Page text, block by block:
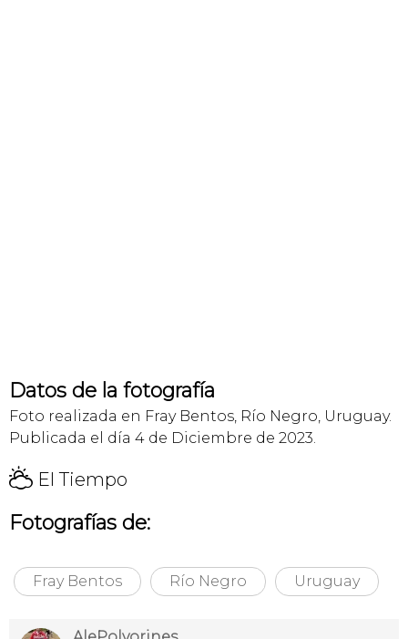
Datos de la fotografía
Foto realizada en Fray Bentos, Río Negro, Uruguay.
Publicada el día 4 de Diciembre de 2023.
H El Tiempo
Fotografías de:
Fray Bentos Río Negro Uruguay